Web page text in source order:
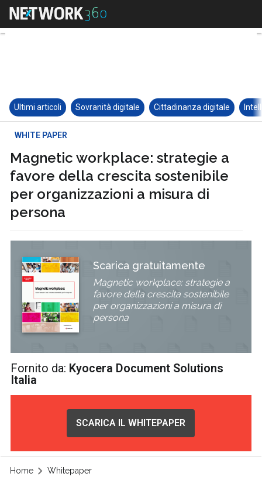
Ultimi articoli Sovranità digitale Cittadinanza digitale
WHITE PAPER
Magnetic workplace: strategie a
favore della crescita sostenibile
per organizzazioni a misura di
persona
Scarica gratuitamente
Magnetic workplace: strategie a
favore della crescita sostenibile
per organizzazioni a misura di
persona
Fornito da: Kyocera Document Solutions
Italia
SCARICA IL WHITEPAPER
Home Whitepaper